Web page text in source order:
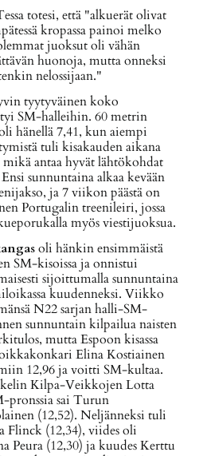
totesi, että "alkuerät olivat
kropassa painoi melko
juoksut oli vähän
huonoja, mutta onneksi
nelossijaan."
tyytyväinen koko
SM-halleihin. 60 metrin
hänellä 7,41, kun aiempi
tuli kisakauden aikana
mikä antaa hyvät lähtökohdat
sunnuntaina alkaa kevään
ja 7 viikon päästä on
Portugalin treenileiri, jossa
myös viestijuoksua.
oli hänkin ensimmäistä
SM-kisoissa ja onnistui
sijoittumalla sunnuntaina
kuudenneksi. Viikko
N22 sarjan halli-SM-
sunnuntain kilpailua naisten
mutta Espoon kisassa
Elina Kostiainen
12,96 ja voitti SM-kultaa.
Kilpa-Veikkojen Lotta
pronssia sai Turun
(12,52). Neljänneksi tuli
Flinck (12,34), viides oli
Peura (12,30) ja kuudes Kerttu